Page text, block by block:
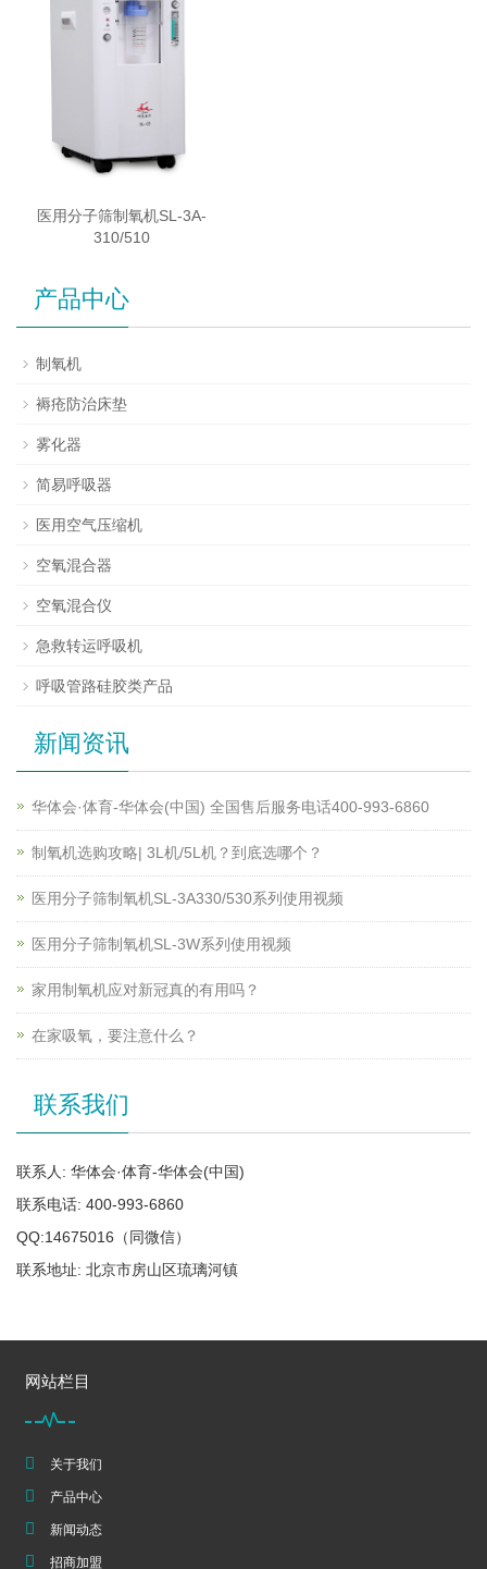
医用分子筛制氧机SL-3A-
310/510
产品中心
制氧机
褥疮防治床垫
雾化器
简易呼吸器
医用空气压缩机
空氧混合器
空氧混合仪
急救转运呼吸机
呼吸管路硅胶类产品
新闻资讯
华体会·体育-华体会(中国) 全国售后服务电话400-993-6860
制氧机选购攻略| 3L机/5L机？到底选哪个？
医用分子筛制氧机SL-3A330/530系列使用视频
医用分子筛制氧机SL-3W系列使用视频
家用制氧机应对新冠真的有用吗？
在家吸氧，要注意什么？
联系我们
联系人: 华体会·体育-华体会(中国)
联系电话: 400-993-6860
QQ:14675016（同微信）
联系地址: 北京市房山区琉璃河镇
网站栏目
关于我们
产品中心
新闻动态
招商加盟